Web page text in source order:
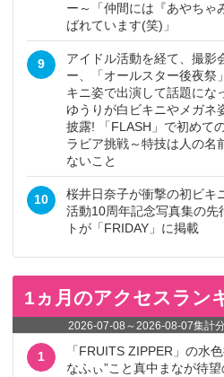
ー～「仲間には『あやちゃ
ばれています(笑)」
9
アイドル活動を経て、撮影
ー、「オールスター後夜祭
キニ姿で出演して話題にな
ゆうりが白ビキニやメガネ
披露! 「FLASH」で初めて
ラビア挑戦～特技は人の名
ないこと
10
桜井日奈子が衝撃の初ビキ
活動10周年記念写真集の先
トが「FRIDAY」に掲載
1ヵ月のアクセスラン
2026-07-08 ～2026-08-07集計
1
「FRUITS ZIPPER」の水色
なふぃ”こと真中まなが待